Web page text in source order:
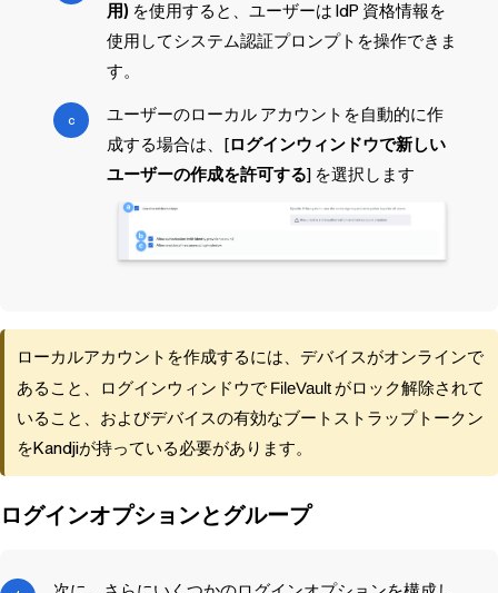
用) を使用すると、ユーザーは IdP 資格情報を
使用してシステム認証プロンプトを操作できま
す。
ユーザーのローカル アカウントを自動的に作
成する場合は、[ログインウィンドウで新しい
ユーザーの作成を許可する] を選択します
ローカルアカウントを作成するには、デバイスがオンラインで
あること、ログインウィンドウで FileVault がロック解除されて
いること、およびデバイスの有効なブートストラップトークン
をKandjiが持っている必要があります。
ログインオプションとグループ